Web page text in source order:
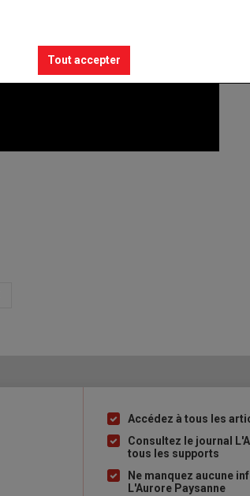
Liste
à
puce
Accédez à tous les
Consultez le journal
tous les supports
Ne manquez aucune
L'Aurore Paysanne
Tout accepter